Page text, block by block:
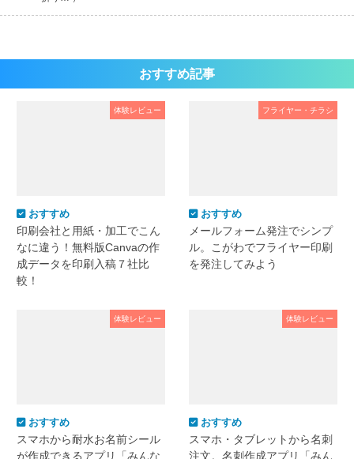
おすすめ記事
体験レビュー
おすすめ
印刷会社と用紙・加工でこん
なに違う！無料版Canvaの作
成データを印刷入稿７社比
較！
フライヤー・チラシ
おすすめ
メールフォーム発注でシンプ
ル。こがわでフライヤー印刷
を発注してみよう
体験レビュー
おすすめ
スマホから耐水お名前シール
が作成できるアプリ「みんな
体験レビュー
おすすめ
スマホ・タブレットから名刺
注文。名刺作成アプリ「みん